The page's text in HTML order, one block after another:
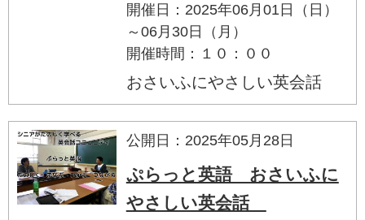
開催日：2025年06月01日（日）
～06月30日（月）
開催時間：１０：００
おさいふにやさしい英会話
公開日：2025年05月28日
ぷらっと英語 おさいふに
やさしい英会話